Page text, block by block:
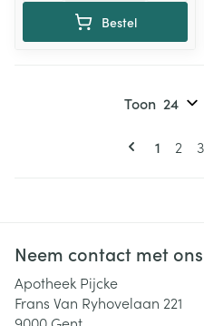
Bestel
U lees
1 2 3
Toon
Neem contact met
Apotheek Pijcke
Frans Van Ryhovelaan 221